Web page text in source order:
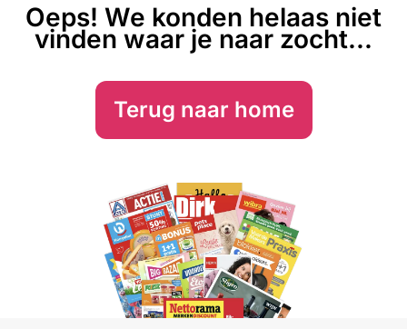
Oeps! We konden helaas niet
vinden waar je naar zocht...
Terug naar home